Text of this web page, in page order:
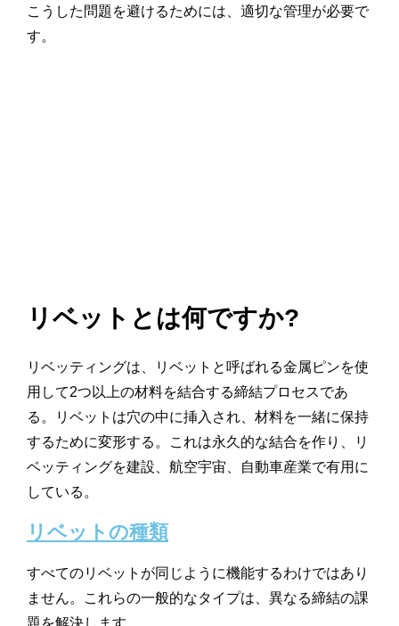
こうした問題を避けるためには、適切な管理が必要で
す。
リベットとは何ですか?
リベッティングは、リベットと呼ばれる金属ピンを使
用して2つ以上の材料を結合する締結プロセスであ
る。リベットは穴の中に挿入され、材料を一緒に保持
するために変形する。これは永久的な結合を作り、リ
ベッティングを建設、航空宇宙、自動車産業で有用に
している。
リベットの種類
すべてのリベットが同じように機能するわけではあり
ません。これらの一般的なタイプは、異なる締結の課